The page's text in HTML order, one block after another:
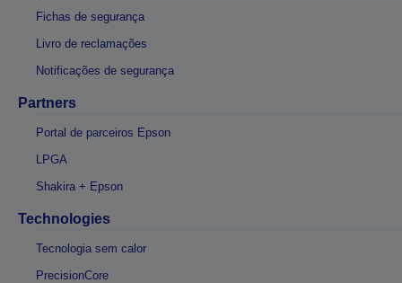
Fichas de segurança
Livro de reclamações
Notificações de segurança
Partners
Portal de parceiros Epson
LPGA
Shakira + Epson
Technologies
Tecnologia sem calor
PrecisionCore